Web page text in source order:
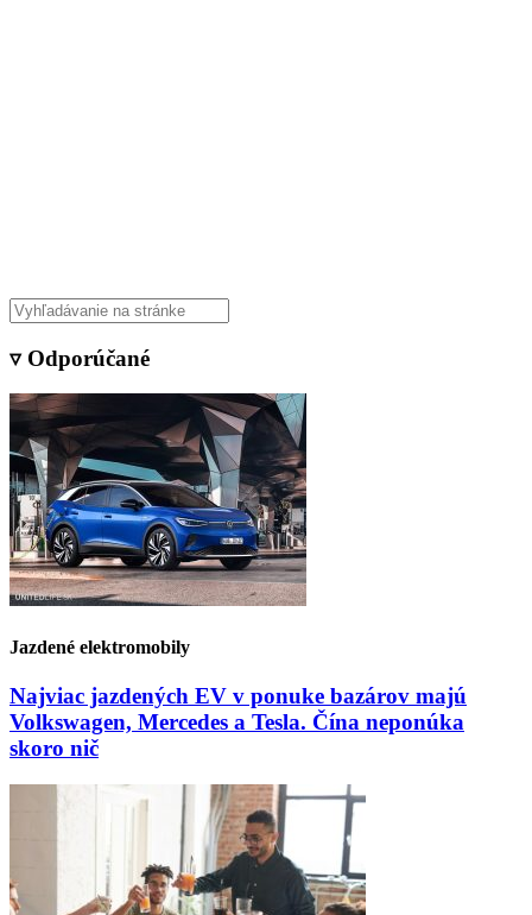
▿ Odporúčané
Jazdené elektromobily
Najviac jazdených EV v ponuke bazárov majú
Volkswagen, Mercedes a Tesla. Čína neponúka
skoro nič